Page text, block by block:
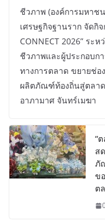
ชีวภาพ (องค์การมหาช
เศรษฐกิจฐานราก จัดกิจ
CONNECT 2026” ระ
ชีวภาพและผู้ประกอบก
ทางการตลาด ขยายช่อ
ผลิตภัณฑ์ท้องถิ่นสู่ตลา
อาภามาศ จันทร์เมฆา
“
ส
ภั
ข
ต